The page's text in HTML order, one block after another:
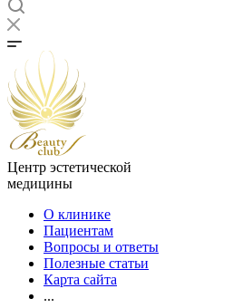
Центр эстетической
медицины
О клинике
Пациентам
Вопросы и ответы
Полезные статьи
Карта сайта
...